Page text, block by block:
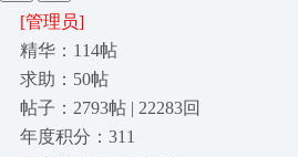
[管理员]
精华：114帖
求助：50帖
帖子：2793帖 | 22283回
年度积分：311